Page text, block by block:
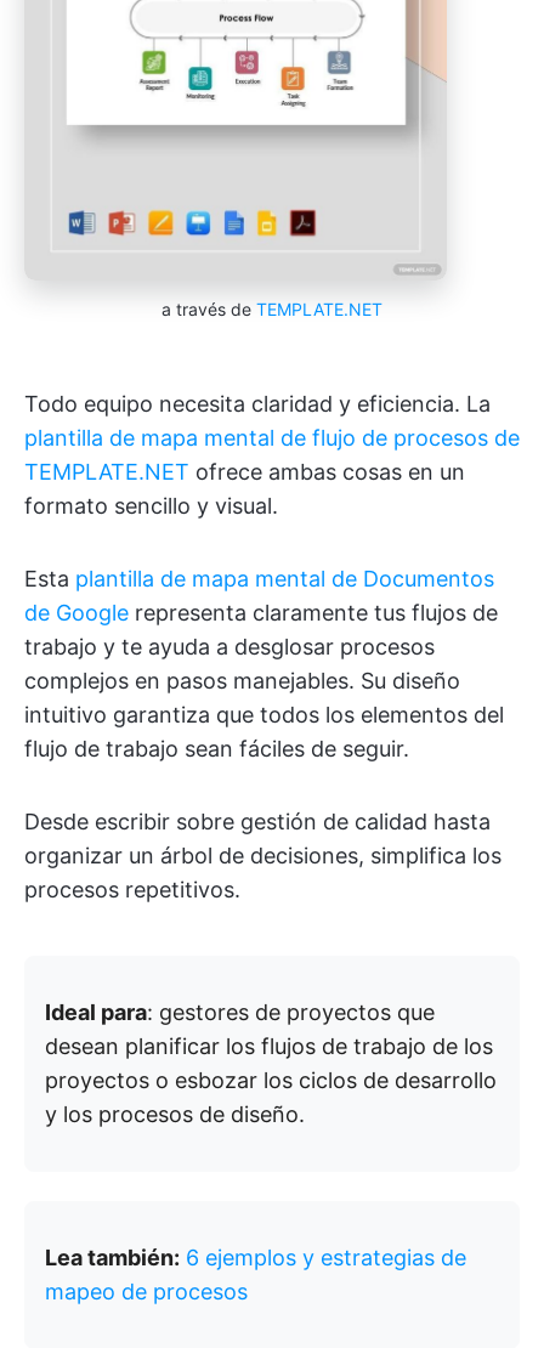
a través de TEMPLATE.NET
Todo equipo necesita claridad y eficiencia. La
plantilla de mapa mental de flujo de procesos de
TEMPLATE.NET ofrece ambas cosas en un
formato sencillo y visual.
Esta plantilla de mapa mental de Documentos
de Google representa claramente tus flujos de
trabajo y te ayuda a desglosar procesos
complejos en pasos manejables. Su diseño
intuitivo garantiza que todos los elementos del
flujo de trabajo sean fáciles de seguir.
Desde escribir sobre gestión de calidad hasta
organizar un árbol de decisiones, simplifica los
procesos repetitivos.
Ideal para: gestores de proyectos que
desean planificar los flujos de trabajo de los
proyectos o esbozar los ciclos de desarrollo
y los procesos de diseño.
Lea también: 6 ejemplos y estrategias de
mapeo de procesos